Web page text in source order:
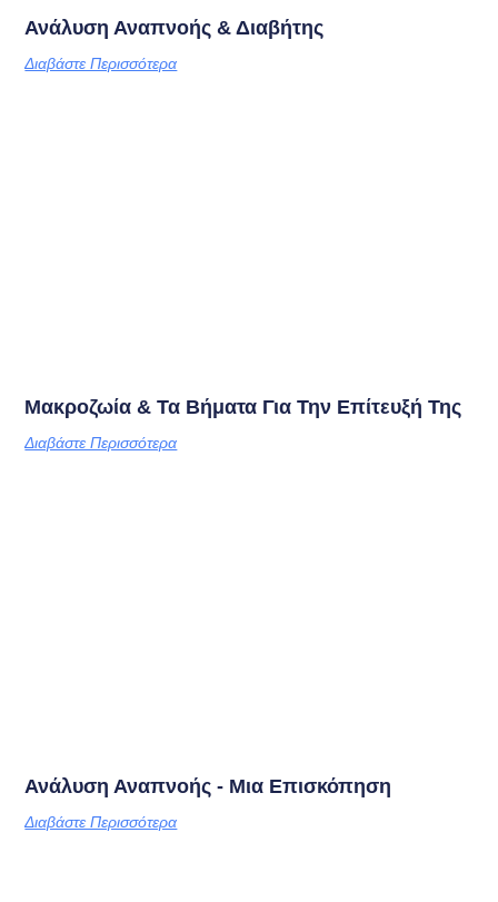
Ανάλυση Αναπνοής & Διαβήτης
Διαβάστε Περισσότερα
Μακροζωία & Τα Βήματα Για Την Επίτευξή Της
Διαβάστε Περισσότερα
Ανάλυση Αναπνοής - Μια Επισκόπηση
Διαβάστε Περισσότερα